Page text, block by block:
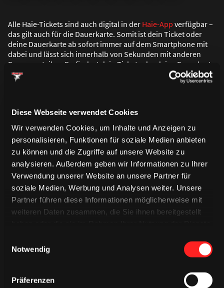
Diese Webseite verwendet Cookies
Wir verwenden Cookies, um Inhalte und Anzeigen zu
personalisieren, Funktionen für soziale Medien anbieten
zu können und die Zugriffe auf unsere Website zu
analysieren. Außerdem geben wir Informationen zu Ihrer
Verwendung unserer Website an unsere Partner für
soziale Medien, Werbung und Analysen weiter. Unsere
Partner führen diese Informationen möglicherweise mit
weiteren Daten zusammen, die Sie ihnen bereitgestellt
Notwendig
Präferenzen
Alle Haie-Tickets sind auch digital in der Haie-App verfügbar –
das gilt auch für die Dauerkarte. Somit ist dein Ticket oder
deine Dauerkarte ab sofort immer auf dem Smartphone mit
dabei und lässt sich innerhalb von Sekunden mit anderen
Personen teilen. Du findest dein Ticket oder deine Dauerkarte
in deinem persönlichen Bereich, nachdem du dich mit deinem
„Meine Haie“-Account angemeldet hast.
in die LANXESS arena schnell, zuverlässig und reibungslos.
Falls es im Vorfeld zu Problemen mit deinen Tickets oder
deiner Dauerkarte kommen sollte, wende dich gerne
per E-Mail an tickets@haie.de. Beim Heimspiel sind wir ab
zwei Stunden vor Spielbeginn bei Problemen am Ticket-Shop
2 (im Stadthaus nordwestlich der LANXESS arena) für dich da.
Die Haie-App kannst du dir hier runterladen: